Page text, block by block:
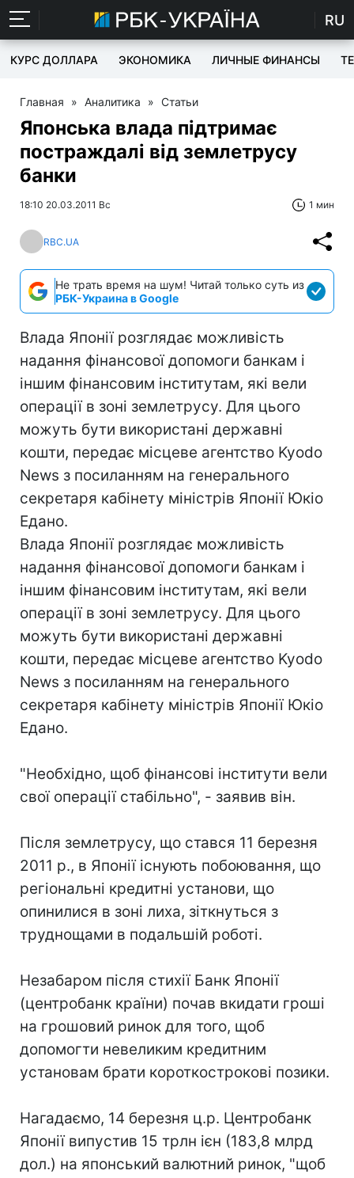
RU
КУРС ДОЛЛАРА ЭКОНОМИКА ЛИЧНЫЕ ФИНАНСЫ
Главная » Аналитика » Статьи
Японська влада підтримає
постраждалі від землетрусу
банки
18:10 20.03.2011 Вс 1 мин
RBC.UA
Не трать время на шум! Читай только суть из
РБК-Украина в Google
Влада Японії розглядає можливість
надання фінансової допомоги банкам і
іншим фінансовим інститутам, які вели
операції в зоні землетрусу. Для цього
можуть бути використані державні
кошти, передає місцеве агентство Kyodo
News з посиланням на генерального
секретаря кабінету міністрів Японії Юкіо
Едано.
Влада Японії розглядає можливість
надання фінансової допомоги банкам і
іншим фінансовим інститутам, які вели
операції в зоні землетрусу. Для цього
можуть бути використані державні
кошти, передає місцеве агентство Kyodo
News з посиланням на генерального
секретаря кабінету міністрів Японії Юкіо
Едано.
"Необхідно, щоб фінансові інститути вели
свої операції стабільно", - заявив він.
Після землетрусу, що стався 11 березня
2011 р., в Японії існують побоювання, що
регіональні кредитні установи, що
опинилися в зоні лиха, зіткнуться з
труднощами в подальшій роботі.
Незабаром після стихії Банк Японії
(центробанк країни) почав вкидати гроші
на грошовий ринок для того, щоб
допомогти невеликим кредитним
установам брати короткострокові позики.
Нагадаємо, 14 березня ц.р. Центробанк
Японії випустив 15 трлн ієн (183,8 млрд
дол.) на японський валютний ринок, "щоб